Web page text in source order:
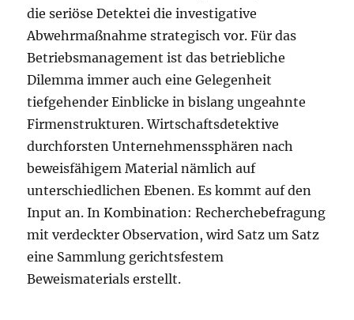
die seriöse Detektei die investigative
Abwehrmaßnahme strategisch vor. Für das
Betriebsmanagement ist das betriebliche
Dilemma immer auch eine Gelegenheit
tiefgehender Einblicke in bislang ungeahnte
Firmenstrukturen. Wirtschaftsdetektive
durchforsten Unternehmenssphären nach
beweisfähigem Material nämlich auf
unterschiedlichen Ebenen. Es kommt auf den
Input an. In Kombination: Recherchebefragung
mit verdeckter Observation, wird Satz um Satz
eine Sammlung gerichtsfestem
Beweismaterials erstellt.